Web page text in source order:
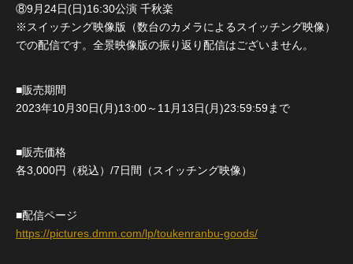
⑧9月24日(日)16:30公演 千秋楽
※スイッチング映像版（数台のカメラによるスイッチング映像）
での配信です。全景映像版の振り返り配信はございません。
■販売期間
2023年10月30日(月)13:00～11月13日(月)23:59:59まで
■販売価格
各3,000円（税込）/7日間（スイッチング映像）
■配信ページ
https://pictures.dmm.com/lp/toukenranbu-goods/